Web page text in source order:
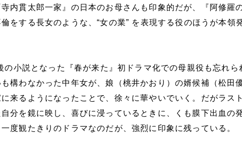
内貫太郎一家』の日本のお母さんも印象的だが、『阿修羅
をする長女のような、“女の業” を表現する役のほうが本領
の小説となった『春が来た』初ドラマ化での母親役も忘れら
構わなかった中年女が、娘（桃井かおり）の婿候補（松田
来るようになったことで、徐々に華やいでいく。だがラス
分を鏡に映し、喜びに浸っているときに、くも膜下出血の
度観たきりのドラマなのだが、強烈に印象に残っている。